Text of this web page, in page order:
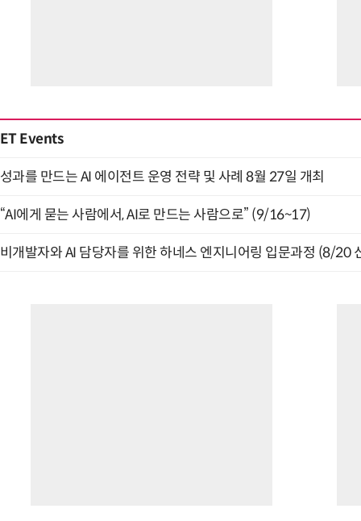
ET Events
성과를 만드는 AI 에이전트 운영 전략 및 사례 8월 27일 개최
“AI에게 묻는 사람에서, AI로 만드는 사람으로” (9/16~17)
비개발자와 AI 담당자를 위한 하네스 엔지니어링 입문과정 (8/20